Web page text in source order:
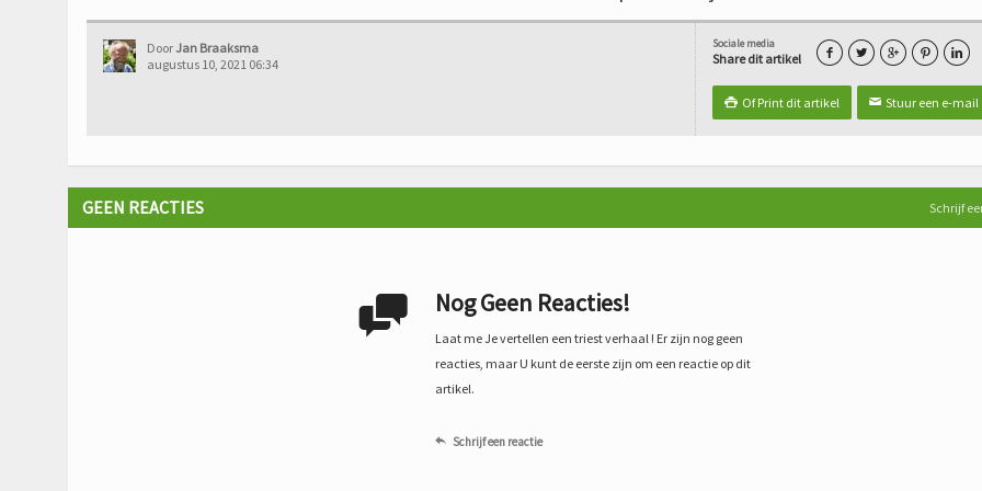
Sociale media
Share dit artikel     
 Of Print dit artikel ✉ Stuur een e-mail
DoorJan Braaksma
augustus 10, 2021 06:34
Schrijf
GEEN REACTIES
 Nog Geen Reacties!
Laat me Je vertellen een triest verhaal ! Er zijn nog geen
reacties, maar U kunt de eerste zijn om een reactie op dit
artikel.
 Schrijf een reactie